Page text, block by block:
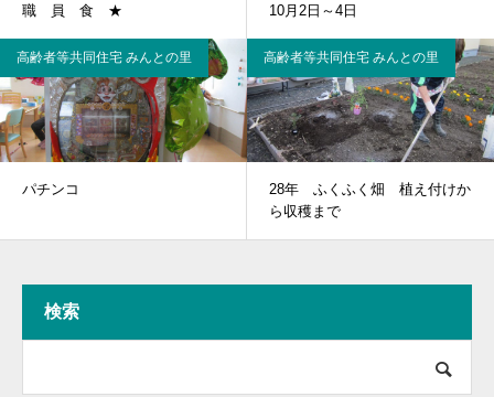
職 員 食 ★ 10月2日～4日
高齢者等共同住宅 みんとの里
パチンコ
高齢者等共同住宅 みんとの里
28年 ふくふく畑 植え付けか
ら収穫まで
検索